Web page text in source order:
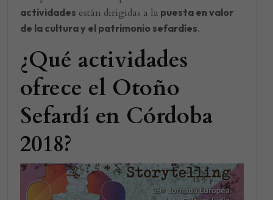
actividades están dirigidas a la puesta en valor
de la cultura y el patrimonio sefardíes.
¿Qué actividades
ofrece el Otoño
Sefardí en Córdoba
2018?